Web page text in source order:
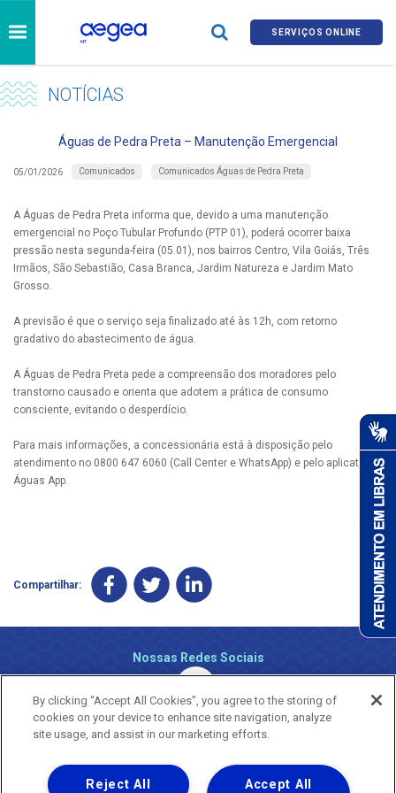
SERVIÇOS ONLINE
NOTÍCIAS
Águas de Pedra Preta – Manutenção Emergencial
05/01/2026 Comunicados Comunicados Águas de Pedra Preta
A Águas de Pedra Preta informa que, devido a uma manutenção
emergencial no Poço Tubular Profundo (PTP 01), poderá ocorrer baixa
pressão nesta segunda-feira (05.01), nos bairros Centro, Vila Goiás, Três
Irmãos, São Sebastião, Casa Branca, Jardim Natureza e Jardim Mato
Grosso.
A previsão é que o serviço seja finalizado até às 12h, com retorno
gradativo do abastecimento de água.
A Águas de Pedra Preta pede a compreensão dos moradores pelo
transtorno causado e orienta que adotem a prática de consumo
consciente, evitando o desperdício.
Para mais informações, a concessionária está à disposição pelo
atendimento no 0800 647 6060 (Call Center e WhatsApp) e pelo aplicativo
Águas App.
Compartilhar:
Nossas Redes Sociais
By clicking “Accept All Cookies”, you agree to the storing of
cookies on your device to enhance site navigation, analyze
site usage, and assist in our marketing efforts.
Accept All
Reject All